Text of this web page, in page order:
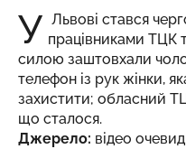
У Львові стався
працівниками ТЦК
силою заштовхали
телефон із рук жінки,
захистити; обласний
що сталося.
Джерело: відео